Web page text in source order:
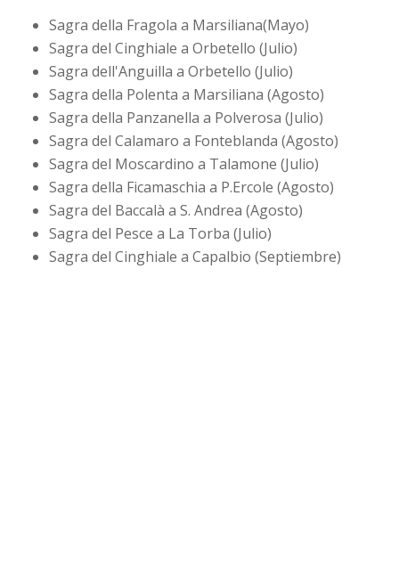
Sagra della Fragola a Marsiliana(Mayo)
Sagra del Cinghiale a Orbetello (Julio)
Sagra dell'Anguilla a Orbetello (Julio)
Sagra della Polenta a Marsiliana (Agosto)
Sagra della Panzanella a Polverosa (Julio)
Sagra del Calamaro a Fonteblanda (Agosto)
Sagra del Moscardino a Talamone (Julio)
Sagra della Ficamaschia a P.Ercole (Agosto)
Sagra del Baccalà a S. Andrea (Agosto)
Sagra del Pesce a La Torba (Julio)
Sagra del Cinghiale a Capalbio (Septiembre)